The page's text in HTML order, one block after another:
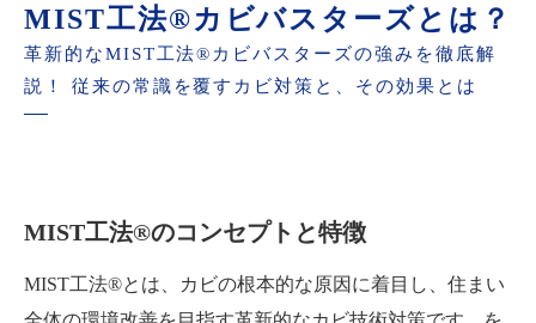
MIST工法®カビバスターズとは？
革新的なMIST工法®カビバスターズの強みを徹底解
説！ 従来の常識を覆すカビ対策と、その効果とは
MIST工法®のコンセプトと特徴
MIST工法®とは、カビの根本的な原因に着目し、住まい